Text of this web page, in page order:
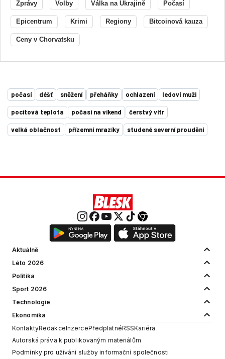
Zprávy Volby Válka na Ukrajině Počasí
Epicentrum Krimi Regiony Bitcoinová kauza
Ceny v Chorvatsku
počasí déšť sněžení přeháňky ochlazení ledoví muži
pocitová teplota počasí na víkend čerstvý vítr
velká oblačnost přízemní mrazíky studené severní proudění
Aktuálně
Léto 2026
Politika
Sport 2026
Technologie
Ekonomika
KontaktyRedakceInzercePředplatnéRSSKariéra
Autorská práva k publikovaným materiálům
Podmínky pro užívání služby informační společnosti